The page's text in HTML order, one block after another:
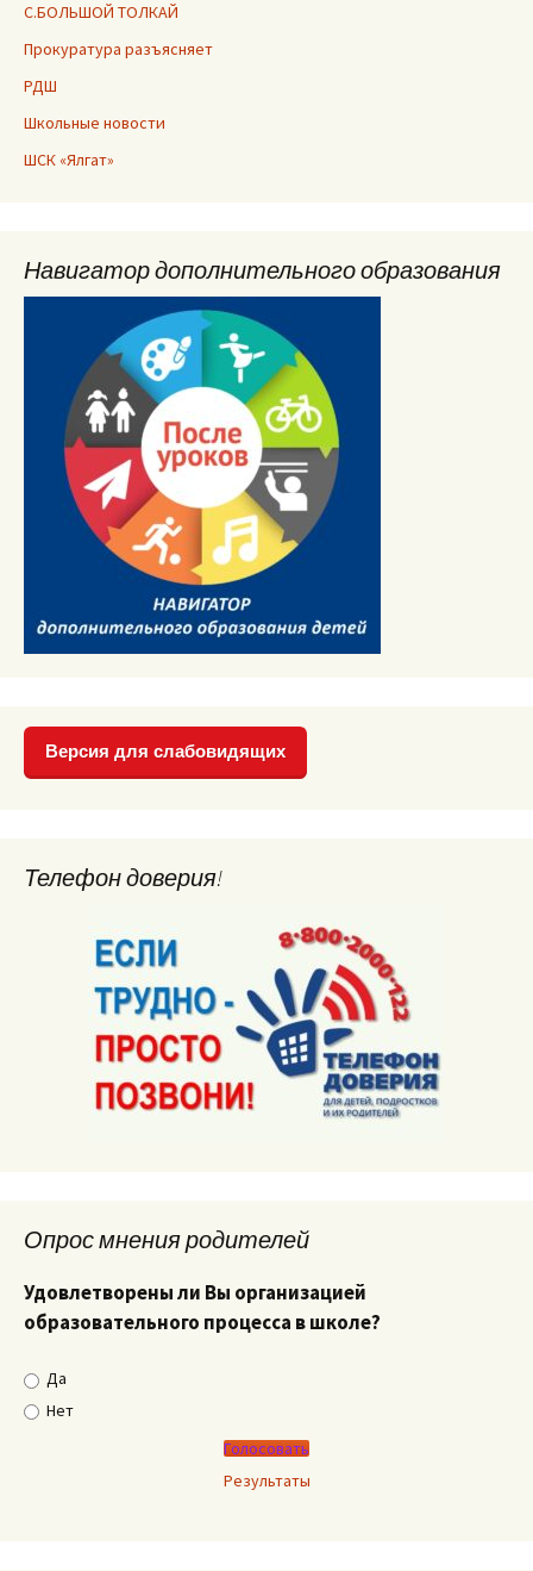
С.БОЛЬШОЙ ТОЛКАЙ
Прокуратура разъясняет
РДШ
Школьные новости
ШСК «Ялгат»
Навигатор дополнительного образования
Версия для слабовидящих
Телефон доверия!
Опрос мнения родителей
Удовлетворены ли Вы организацией
образовательного процесса в школе?
Да
Нет
Результаты